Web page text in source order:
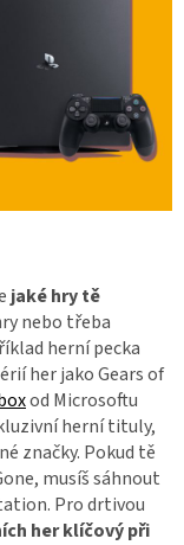
jaké hry tě
nebo třeba
herní pecka
her jako Gears of
od Microsoftu
herní tituly,
značky. Pokud tě
musíš sáhnout
Pro drtivou
her klíčový při